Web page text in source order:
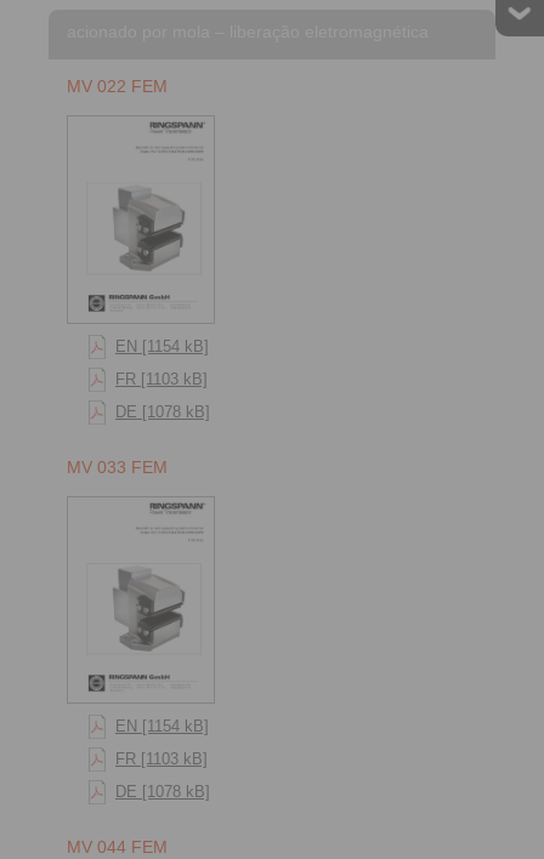
MV 022 FEM
EN [1154 kB]
FR [1103 kB]
DE [1078 kB]
MV 033 FEM
EN [1154 kB]
FR [1103 kB]
DE [1078 kB]
MV 044 FEM